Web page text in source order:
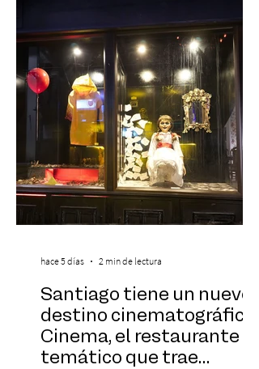
sinfónica en pleno, coro y una
sorprendente puesta en escena pensada
especialmente pa
Santiago tiene un nuevo
destino cinematográfico:
Cinema, el restaurante
temático que trae
hace 5 días 2 min de lectura